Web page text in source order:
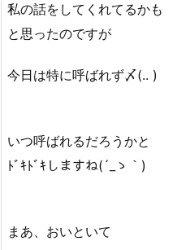
私の話をしてくれてるかも
と思ったのですが
今日は特に呼ばれず〆(.. )
いつ呼ばれるだろうかと
ﾄﾞｷﾄﾞｷしますね(´_ゝ｀)
まあ、おいといて